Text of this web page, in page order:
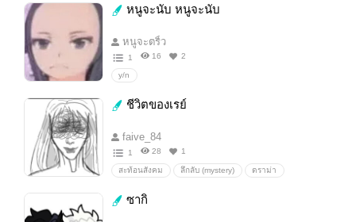
หนูจะนับ หนูจะนับ
หนูจะตริ้ว
1 16 2
y/n
ชีวิตของเรย์
faive_84
1 28 1
สะท้อนสังคม ลึกลับ (mystery) ดราม่า
ซากิ